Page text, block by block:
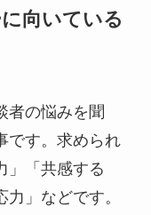
向いている
者の悩みを聞
です。求められ
」「共感する
」などです。